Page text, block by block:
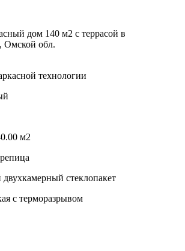
дом 140 м2 с террасой в
Омской обл.
технологии
м2
стеклопакет
с терморазрывом